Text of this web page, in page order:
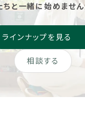
ちと一緒に始めません
相談する
ラインナップを見る